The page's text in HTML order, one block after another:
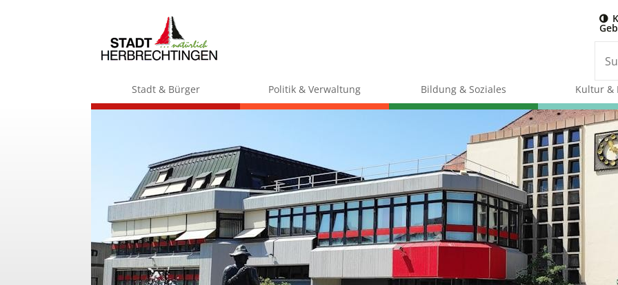
Stadt & Bürger Politik & Verwaltung Bildung & Soziales Kultur &